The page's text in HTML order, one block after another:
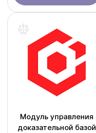
Модуль управления
доказательной базой